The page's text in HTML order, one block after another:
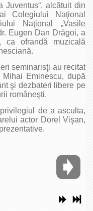
Juventus“, alcătuit din
Colegiului Naţional
Naţional „Vasile
Eugen Dan Drăgoi, a
ca ofrandă muzicală
seminarisţi au recitat
Eminescu, după
şi dezbateri libere pe
româneşti.
de a asculta,
actor Dorel Vişan,